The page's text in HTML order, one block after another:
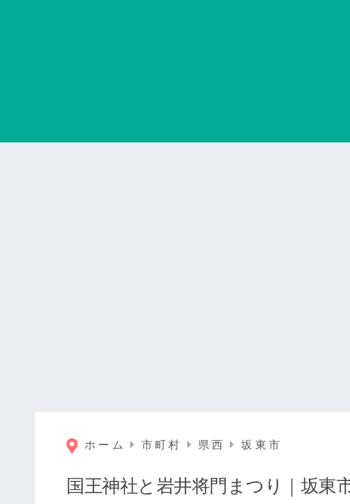
ホーム 市町村 県西 坂東市
国王神社と岩井将門まつり｜坂東